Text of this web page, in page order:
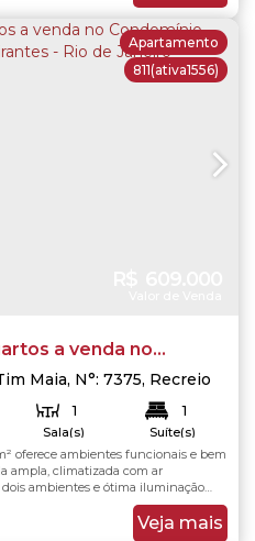
811(ativa1556)
Apartamento
a venda no
dos Bandeirantes
Maia, N°: 7375, Recreio
1
Sala(s)
1
Suíte(s)
m²oferece ambientes funcionais e bem
ampla, climatizada com ar
ambientes e ótima iluminação
vista externa, criando um espaço
moderna e prática, conta com
Veja mais